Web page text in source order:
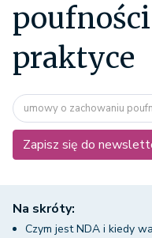
praktyce
umowy o zachowaniu
Zapisz się do
Na skróty:
Czym jest NDA i kiedy